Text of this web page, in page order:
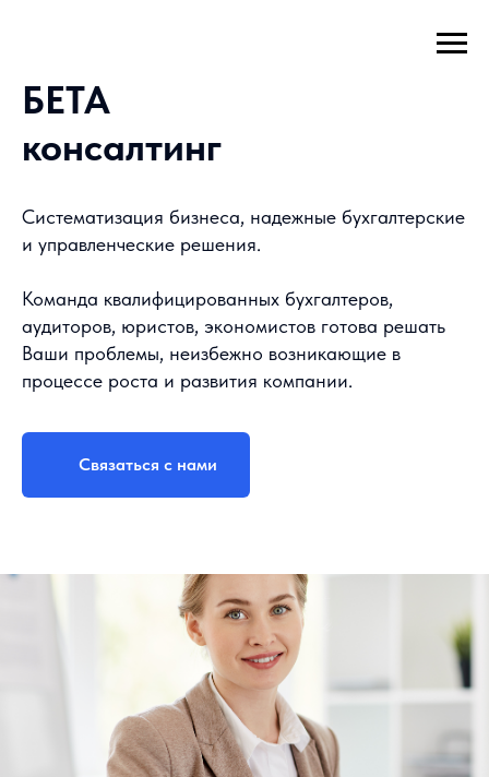
БЕТА
консалтинг
Систематизация бизнеса, надежные бухгалтерские
и управленческие решения.
Команда квалифицированных бухгалтеров,
аудиторов, юристов, экономистов готова решать
Ваши проблемы, неизбежно возникающие в
процессе роста и развития компании.
Связаться с нами